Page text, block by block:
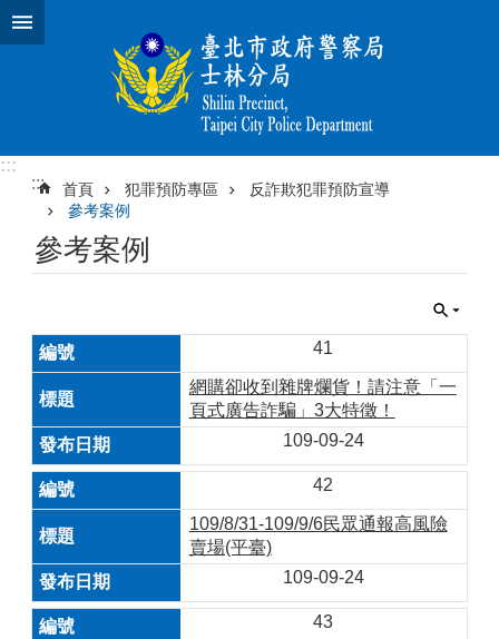
跳到主要內容區塊
:::
:::
首頁 犯罪預防專區
反詐欺犯罪預防宣導
參考案例
參考案例
41
網購卻收到雜牌爛貨！請注意「一
頁式廣告詐騙」3大特徵！
109-09-24
42
109/8/31-109/9/6民眾通報高風險
賣場(平臺)
109-09-24
43